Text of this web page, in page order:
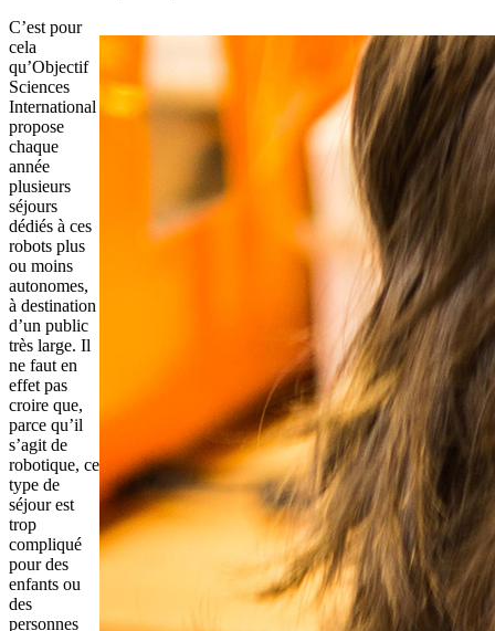
C’est pour
cela
qu’Objectif
Sciences
International
propose
chaque
année
plusieurs
séjours
dédiés à ces
robots plus
ou moins
autonomes,
à destination
d’un public
très large. Il
ne faut en
effet pas
croire que,
parce qu’il
s’agit de
robotique, ce
type de
séjour est
trop
compliqué
pour des
enfants ou
des
personnes